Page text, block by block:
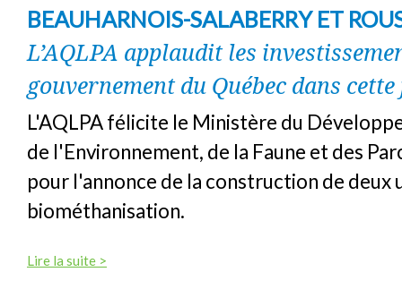
BEAUHARNOIS-SALABERRY ET
L’AQLPA applaudit les
gouvernement du Québec dans
L'AQLPA félicite le Ministère du
de l'Environnement, de la Faune et des
pour l'annonce de la construction de deux
biométhanisation.
Lire la suite >